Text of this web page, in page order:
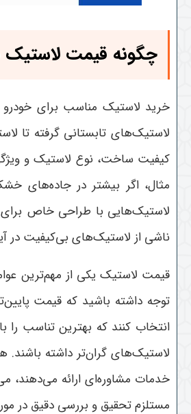
چگونه قیمت لاستیک
خرید لاستیک مناسب برای خودرو
لاستیک‌های تابستانی گرفته تا
کیفیت ساخت، نوع لاستیک و
مثال، اگر بیشتر در جاده‌های
لاستیک‌هایی با طراحی خاص برای
ناشی از لاستیک‌های بی‌کیفیت در
قیمت لاستیک یکی از مهم‌ترین
توجه داشته باشید که قیمت
انتخاب کنند که بهترین تناسب را
لاستیک‌های گران‌تر داشته
خدمات مشاوره‌ای ارائه می‌دهند،
مستلزم تحقیق و بررسی دقیق در